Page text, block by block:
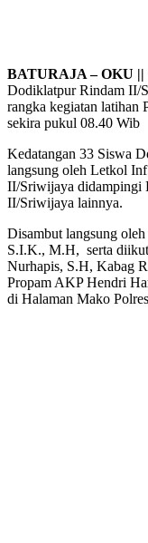
BATURAJA – OKU
Dodiklatpur Rindam II/
rangka kegiatan latihan
sekira pukul 08.40 Wib
Kedatangan 33 Siswa
langsung oleh Letkol
II/Sriwijaya didampingi
II/Sriwijaya lainnya.
Disambut langsung
S.I.K., M.H, serta
Nurhapis, S.H, Kabag
Propam AKP Hendri
di Halaman Mako